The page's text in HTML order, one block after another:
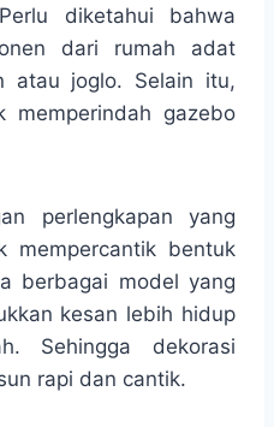
diketahui bahwa
dari rumah adat
atau joglo. Selain itu,
memperindah gazebo
perlengkapan yang
mempercantik bentuk
berbagai model yang
kesan lebih hidup
Sehingga dekorasi
rapi dan cantik.